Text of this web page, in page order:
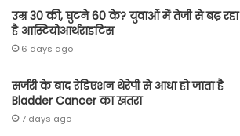
उम्र 30 की, घुटने 60 के? युवाओं में तेजी से बढ़ रहा
है आस्टियोआर्थराइटिस
6 days ago
सर्जरी के बाद रेडिएशन थेरेपी से आधा हो जाता है
Bladder Cancer का खतरा
7 days ago